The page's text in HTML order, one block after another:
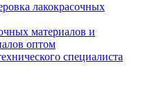
лакокрасочных
материалов и
оптом
специалиста